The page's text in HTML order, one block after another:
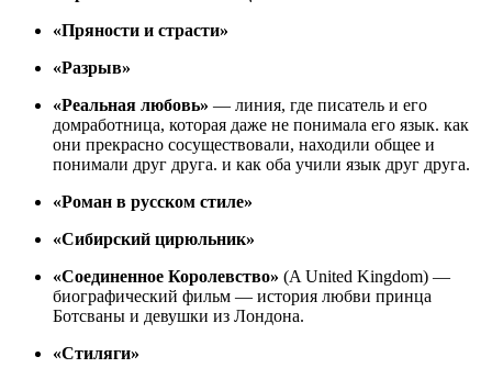
«Пряности и страсти»
«Разрыв»
«Реальная любовь» — линия, где писатель и его
домработница, которая даже не понимала его язык. как
они прекрасно сосуществовали, находили общее и
понимали друг друга. и как оба учили язык друг друга.
«Роман в русском стиле»
«Сибирский цирюльник»
«Соединенное Королевство» (A United Kingdom) —
биографический фильм — история любви принца
Ботсваны и девушки из Лондона.
«Стиляги»